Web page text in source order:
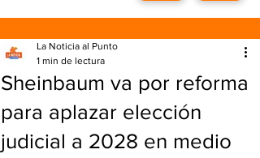
Sheinbaum va por reforma
para aplazar elección
judicial a 2028 en medio
La Noticia al Punto
1 min de lectura